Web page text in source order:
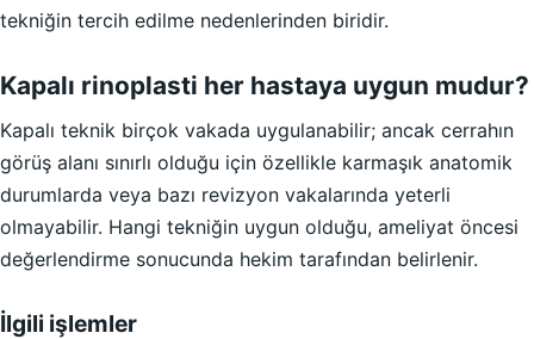
tekniğin tercih edilme nedenlerinden biridir.
Kapalı rinoplasti her hastaya uygun mudur?
Kapalı teknik birçok vakada uygulanabilir; ancak cerrahın
görüş alanı sınırlı olduğu için özellikle karmaşık anatomik
durumlarda veya bazı revizyon vakalarında yeterli
olmayabilir. Hangi tekniğin uygun olduğu, ameliyat öncesi
değerlendirme sonucunda hekim tarafından belirlenir.
İlgili işlemler